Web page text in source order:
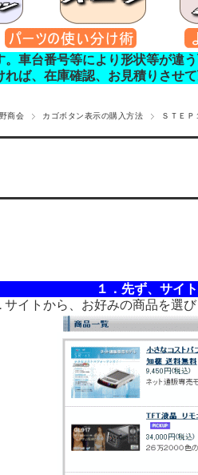
車台番号等により形状等が違う
ば、在庫確認、お見積りさせて
商会 カゴボタン表示の購入方法 ＳＴＥ
１．先ず、サイ
サイトから、お好みの商品を選び